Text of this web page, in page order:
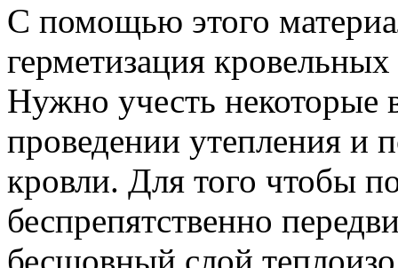
С помощью этого
герметизация
Нужно учесть
проведении утепления и
кровли. Для того чтобы
беспрепятственно